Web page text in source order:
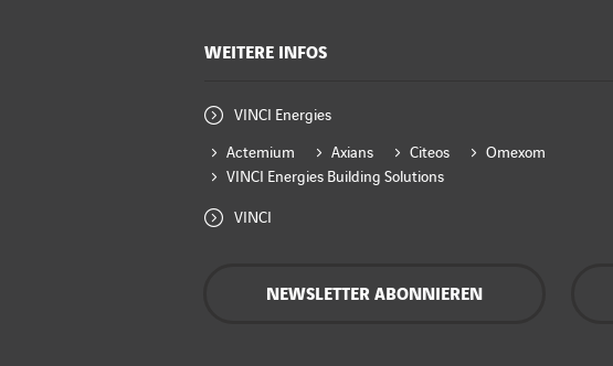
WEITERE INFOS
VINCI Energies
Actemium Axians Citeos
Omexom
VINCI Energies Building Solutions
VINCI
NEWSLETTER ABONNIEREN